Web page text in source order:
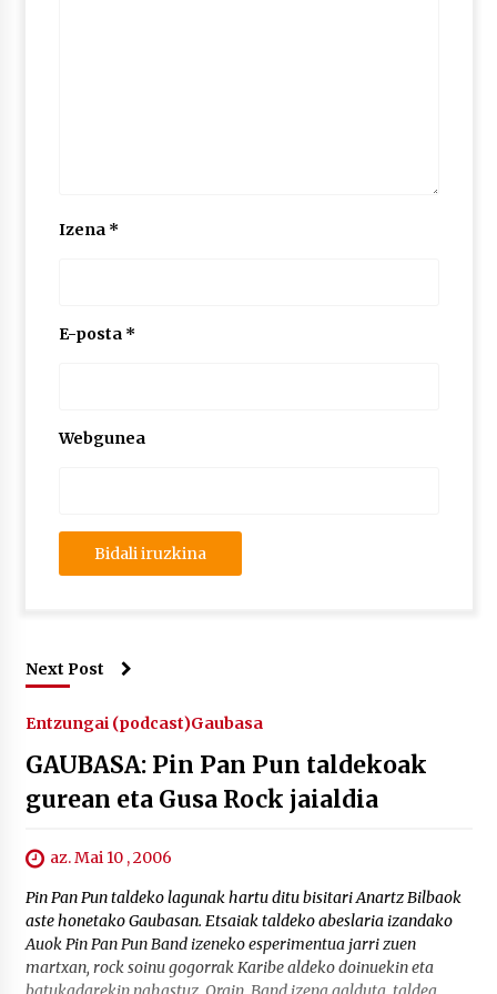
Izena *
E-posta *
Webgunea
Next Post
Entzungai (podcast)Gaubasa
GAUBASA: Pin Pan Pun taldekoak
gurean eta Gusa Rock jaialdia
az. Mai 10 , 2006
Pin Pan Pun taldeko lagunak hartu ditu bisitari Anartz Bilbaok
aste honetako Gaubasan. Etsaiak taldeko abeslaria izandako
Auok Pin Pan Pun Band izeneko esperimentua jarri zuen
martxan, rock soinu gogorrak Karibe aldeko doinuekin eta